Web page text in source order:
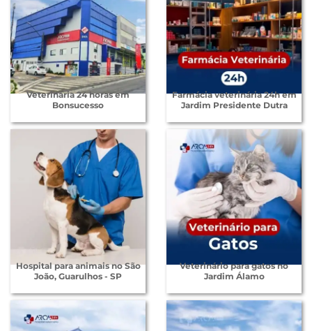
Veterinária 24 horas em
Bonsucesso
Farmácia veterinária 24h em
Jardim Presidente Dutra
Hospital para animais no São
João, Guarulhos - SP
Veterinário para gatos no
Jardim Álamo